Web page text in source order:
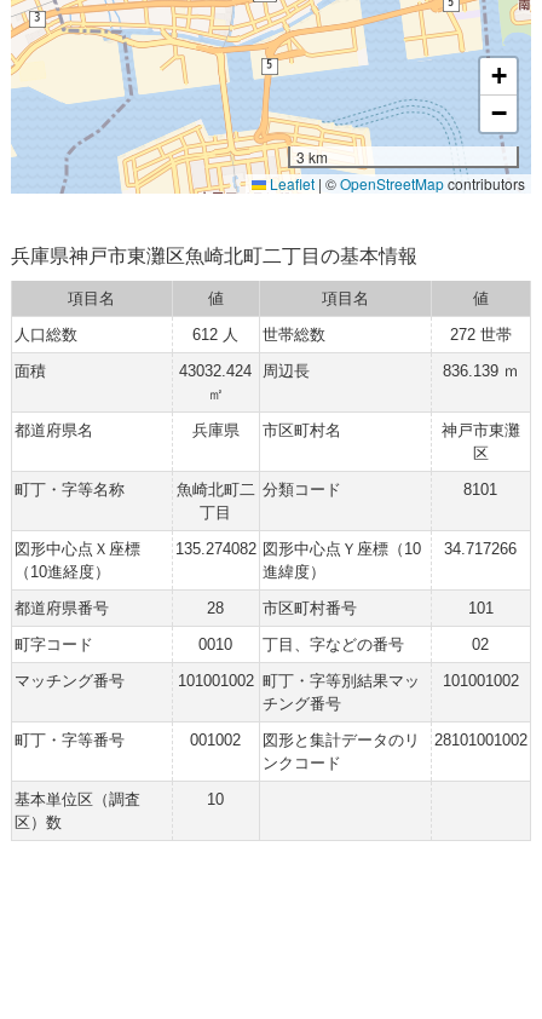
+
−
3 km
Leaflet | ©OpenStreetMapcontributors
兵庫県神戸市東灘区魚崎北町二丁目の基本情報
項目名 値 項目名
値
人口総数
612 人 世帯総数
272 世帯
面積
43032.424
㎡
周辺長 836.139 ｍ
都道府県名 兵庫県 市区町村名
神戸市東灘
区
町丁・字等名称
魚崎北町二
丁目
分類コード 8101
図形中心点Ｘ座標
（10進経度）
135.274082 図形中心点Ｙ座標（10
進緯度）
34.717266
都道府県番号 28 市区町村番号
101
町字コード
0010 丁目、字などの番号
02
マッチング番号
101001002 町丁・字等別結果マッ
チング番号
101001002
町丁・字等番号 001002
図形と集計データのリ
ンクコード
28101001002
基本単位区（調査
区）数
10